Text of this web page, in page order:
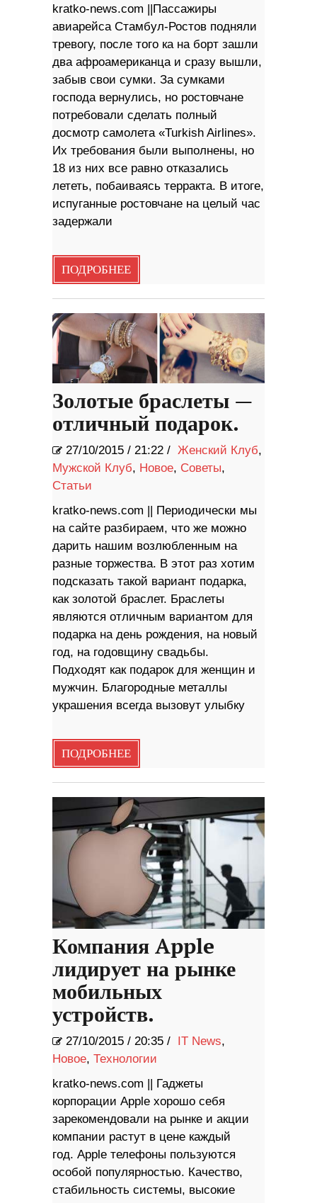
kratko-news.com ||Пассажиры
авиарейса Стамбул-Ростов подняли
тревогу, после того ка на борт зашли
два афроамериканца и сразу вышли,
забыв свои сумки. За сумками
господа вернулись, но ростовчане
потребовали сделать полный
досмотр самолета «Turkish Airlines».
Их требования были выполнены, но
18 из них все равно отказались
лететь, побаиваясь терракта. В итоге,
испуганные ростовчане на целый час
задержали
ПОДРОБНЕЕ
Золотые браслеты —
отличный подарок.
27/10/2015 / 21:22 / Женский Клуб,
Мужской Клуб, Новое, Советы,
Статьи
kratko-news.com || Периодически мы
на сайте разбираем, что же можно
дарить нашим возлюбленным на
разные торжества. В этот раз хотим
подсказать такой вариант подарка,
как золотой браслет. Браслеты
являются отличным вариантом для
подарка на день рождения, на новый
год, на годовщину свадьбы.
Подходят как подарок для женщин и
мужчин. Благородные металлы
украшения всегда вызовут улыбку
ПОДРОБНЕЕ
Компания Apple
лидирует на рынке
мобильных
устройств.
27/10/2015 / 20:35 / IT News,
Новое, Технологии
kratko-news.com || Гаджеты
корпорации Apple хорошо себя
зарекомендовали на рынке и акции
компании растут в цене каждый
год. Apple телефоны пользуются
особой популярностью. Качество,
стабильность системы, высокие